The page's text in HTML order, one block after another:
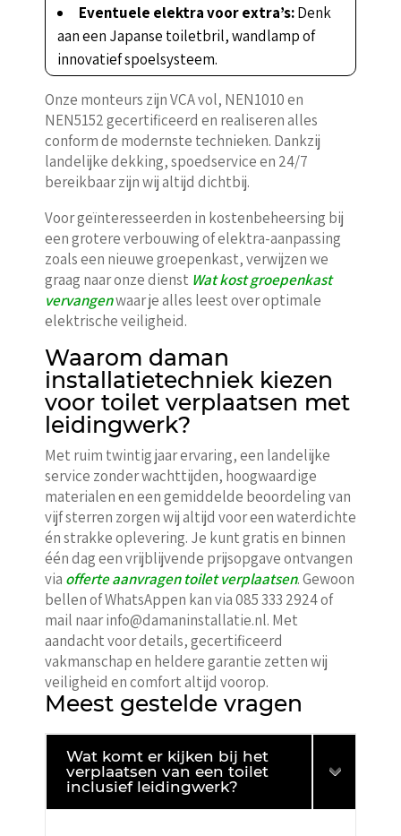
Eventuele elektra voor extra’s:Denk
aan een Japanse toiletbril, wandlamp of
innovatief spoelsysteem.
Onze monteurs zijn VCA vol, NEN1010 en
NEN5152 gecertificeerd en realiseren alles
conform de modernste technieken. Dankzij
landelijke dekking, spoedservice en 24/7
bereikbaar zijn wij altijd dichtbij.
Voor geïnteresseerden in kostenbeheersing bij
een grotere verbouwing of elektra-aanpassing
zoals een nieuwe groepenkast, verwijzen we
graag naar onze dienst Wat kost groepenkast
vervangenwaar je alles leest over optimale
elektrische veiligheid.
Waarom daman
installatietechniek kiezen
voor toilet verplaatsen met
leidingwerk?
Met ruim twintig jaar ervaring, een landelijke
service zonder wachttijden, hoogwaardige
materialen en een gemiddelde beoordeling van
vijf sterren zorgen wij altijd voor een waterdichte
én strakke oplevering. Je kunt gratis en binnen
één dag een vrijblijvende prijsopgave ontvangen
via offerte aanvragen toilet verplaatsen. Gewoon
bellen of WhatsAppen kan via 085 333 2924 of
mail naar info@damaninstallatie.nl. Met
aandacht voor details, gecertificeerd
vakmanschap en heldere garantie zetten wij
veiligheid en comfort altijd voorop.
Meest gestelde vragen
Wat komt er kijken bij het
verplaatsen van een toilet
inclusief leidingwerk?